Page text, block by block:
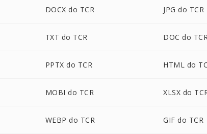
DOCX do TCR JPG do TCR
TXT do TCR DOC do
PPTX do TCR HTML do
MOBI do TCR XLSX do
WEBP do TCR GIF do TCR